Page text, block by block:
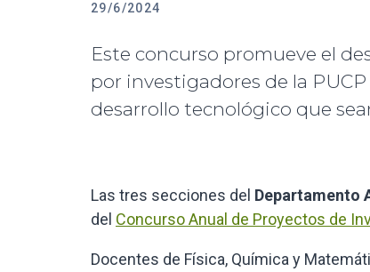
29/6/2024
Este concurso promueve el
por investigadores de la
desarrollo tecnológico que
Las tres secciones del Departamento
del Concurso Anual de Proyectos de
Docentes de Física, Química y